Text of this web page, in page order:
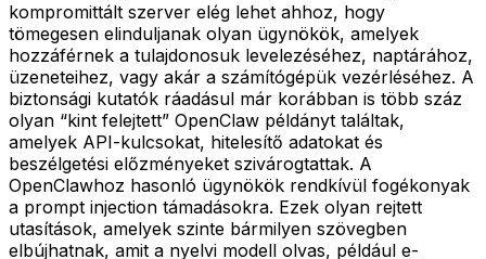
kompromittált szerver elég lehet ahhoz, hogy
tömegesen elinduljanak olyan ügynökök, amelyek
hozzáférnek a tulajdonosuk levelezéséhez, naptárához,
üzeneteihez, vagy akár a számítógépük vezérléséhez. A
biztonsági kutatók ráadásul már korábban is több száz
olyan “kint felejtett” OpenClaw példányt találtak,
amelyek API-kulcsokat, hitelesítő adatokat és
beszélgetési előzményeket szivárogtattak. A
OpenClawhoz hasonló ügynökök rendkívül fogékonyak
a prompt injection támadásokra. Ezek olyan rejtett
utasítások, amelyek szinte bármilyen szövegben
elbújhatnak, amit a nyelvi modell olvas, például e-